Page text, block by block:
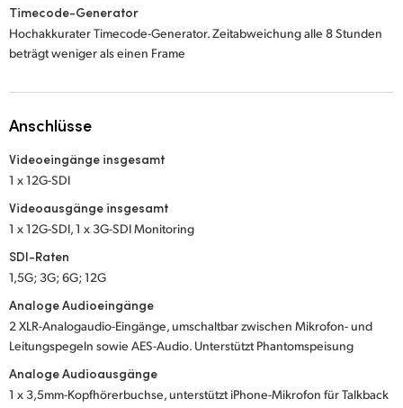
Timecode-Generator
Hochakkurater Timecode-Generator. Zeitabweichung alle 8 Stunden
beträgt weniger als einen Frame
Anschlüsse
Videoeingänge insgesamt
1 x 12G-SDI
Videoausgänge insgesamt
1 x 12G-SDI, 1 x 3G-SDI Monitoring
SDI-Raten
1,5G; 3G; 6G; 12G
Analoge Audioeingänge
2 XLR-Analogaudio-Eingänge, umschaltbar zwischen Mikrofon- und
Leitungspegeln sowie AES-Audio. Unterstützt Phantomspeisung
Analoge Audioausgänge
1 x 3,5mm-Kopfhörerbuchse, unterstützt iPhone-Mikrofon für Talkback